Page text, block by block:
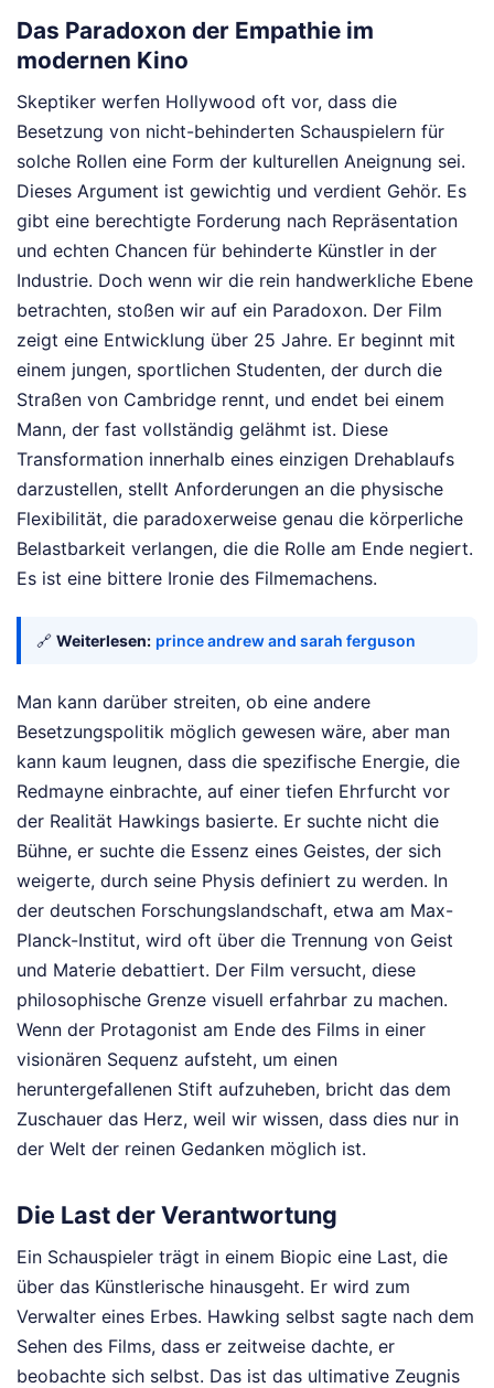
Das Paradoxon der Empathie im
modernen Kino
Skeptiker werfen Hollywood oft vor, dass die
Besetzung von nicht-behinderten Schauspielern für
solche Rollen eine Form der kulturellen Aneignung sei.
Dieses Argument ist gewichtig und verdient Gehör. Es
gibt eine berechtigte Forderung nach Repräsentation
und echten Chancen für behinderte Künstler in der
Industrie. Doch wenn wir die rein handwerkliche Ebene
betrachten, stoßen wir auf ein Paradoxon. Der Film
zeigt eine Entwicklung über 25 Jahre. Er beginnt mit
einem jungen, sportlichen Studenten, der durch die
Straßen von Cambridge rennt, und endet bei einem
Mann, der fast vollständig gelähmt ist. Diese
Transformation innerhalb eines einzigen Drehablaufs
darzustellen, stellt Anforderungen an die physische
Flexibilität, die paradoxerweise genau die körperliche
Belastbarkeit verlangen, die die Rolle am Ende negiert.
Es ist eine bittere Ironie des Filmemachens.
🔗 Weiterlesen: prince andrew and sarah ferguson
Man kann darüber streiten, ob eine andere
Besetzungspolitik möglich gewesen wäre, aber man
kann kaum leugnen, dass die spezifische Energie, die
Redmayne einbrachte, auf einer tiefen Ehrfurcht vor
der Realität Hawkings basierte. Er suchte nicht die
Bühne, er suchte die Essenz eines Geistes, der sich
weigerte, durch seine Physis definiert zu werden. In
der deutschen Forschungslandschaft, etwa am Max-
Planck-Institut, wird oft über die Trennung von Geist
und Materie debattiert. Der Film versucht, diese
philosophische Grenze visuell erfahrbar zu machen.
Wenn der Protagonist am Ende des Films in einer
visionären Sequenz aufsteht, um einen
heruntergefallenen Stift aufzuheben, bricht das dem
Zuschauer das Herz, weil wir wissen, dass dies nur in
der Welt der reinen Gedanken möglich ist.
Die Last der Verantwortung
Ein Schauspieler trägt in einem Biopic eine Last, die
über das Künstlerische hinausgeht. Er wird zum
Verwalter eines Erbes. Hawking selbst sagte nach dem
Sehen des Films, dass er zeitweise dachte, er
beobachte sich selbst. Das ist das ultimative Zeugnis